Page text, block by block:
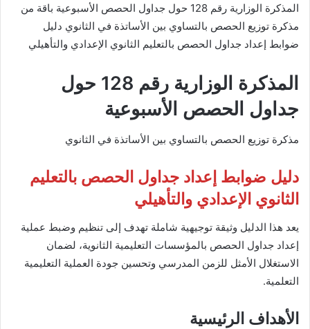
المذكرة الوزارية رقم 128 حول جداول الحصص الأسبوعية باقة من
مذكرة توزيع الحصص بالتساوي بين الأساتذة في الثانوي دليل
ضوابط إعداد جداول الحصص بالتعليم الثانوي الإعدادي والتأهيلي
المذكرة الوزارية رقم 128 حول
جداول الحصص الأسبوعية
مذكرة توزيع الحصص بالتساوي بين الأساتذة في الثانوي
دليل ضوابط إعداد جداول الحصص بالتعليم
الثانوي الإعدادي والتأهيلي
يعد هذا الدليل وثيقة توجيهية شاملة تهدف إلى تنظيم وضبط عملية
إعداد جداول الحصص بالمؤسسات التعليمية الثانوية، لضمان
الاستغلال الأمثل للزمن المدرسي وتحسين جودة العملية التعليمية
التعلمية.
الأهداف الرئيسية